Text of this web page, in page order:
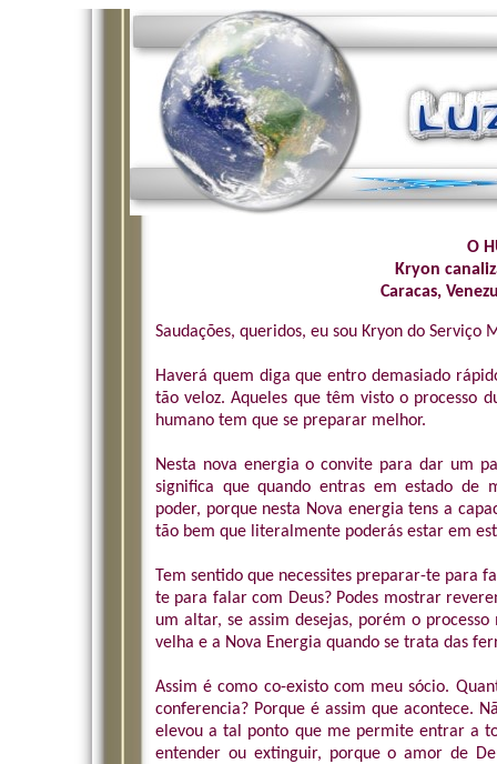
O
Kryon
Caracas,
Saudações, queridos, eu sou Kryon do Serviço
Haverá quem diga que entro demasiado
tão veloz. Aqueles que têm visto o processo
humano tem que se preparar melhor.
Nesta nova energia o convite para dar um
significa que quando entras em estado de
poder, porque nesta Nova energia tens a
tão bem que literalmente poderás estar em
Tem sentido que necessites preparar-te para
te para falar com Deus? Podes mostrar
um altar, se assim desejas, porém o
velha e a Nova Energia quando se trata das
Assim é como co-existo com meu sócio.
conferencia? Porque é assim que acontece.
elevou a tal ponto que me permite entrar a
entender ou extinguir, porque o amor de